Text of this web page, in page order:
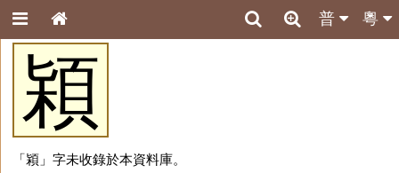
粵
普
㯋
「㯋」字未收錄於本資料庫。